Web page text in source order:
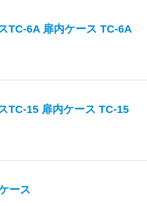
TC-6A 扉内ケース TC-6A
TC-15 扉内ケース TC-15
ース